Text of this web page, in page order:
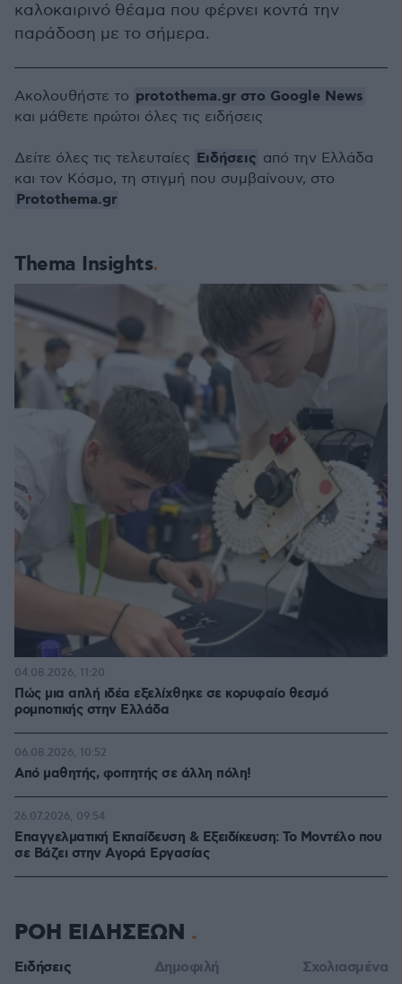
καλοκαιρινό θέαμα που φέρνει κοντά την
παράδοση με το σήμερα.
Thema Insights
Πώς μια απλή ιδέα εξελίχθηκε σε κορυφαίο θεσμό
ρομποτικής στην Ελλάδα
04.08.2026, 11:20
Από μαθητής, φοιτητής σε άλλη πόλη!
06.08.2026, 10:52
Επαγγελματική Εκπαίδευση & Εξειδίκευση: Το Mοντέλο που
σε Bάζει στην Aγορά Eργασίας
26.07.2026, 09:54
Ακολουθήστε το protothema.gr στο Google News
και μάθετε πρώτοι όλες τις ειδήσεις
Δείτε όλες τις τελευταίες Ειδήσεις από την Ελλάδα
και τον Κόσμο, τη στιγμή που συμβαίνουν, στο
Protothema.gr
ΡΟΗ ΕΙΔΗΣΕΩΝ
Ειδήσεις Δημοφιλή Σχολιασμένα